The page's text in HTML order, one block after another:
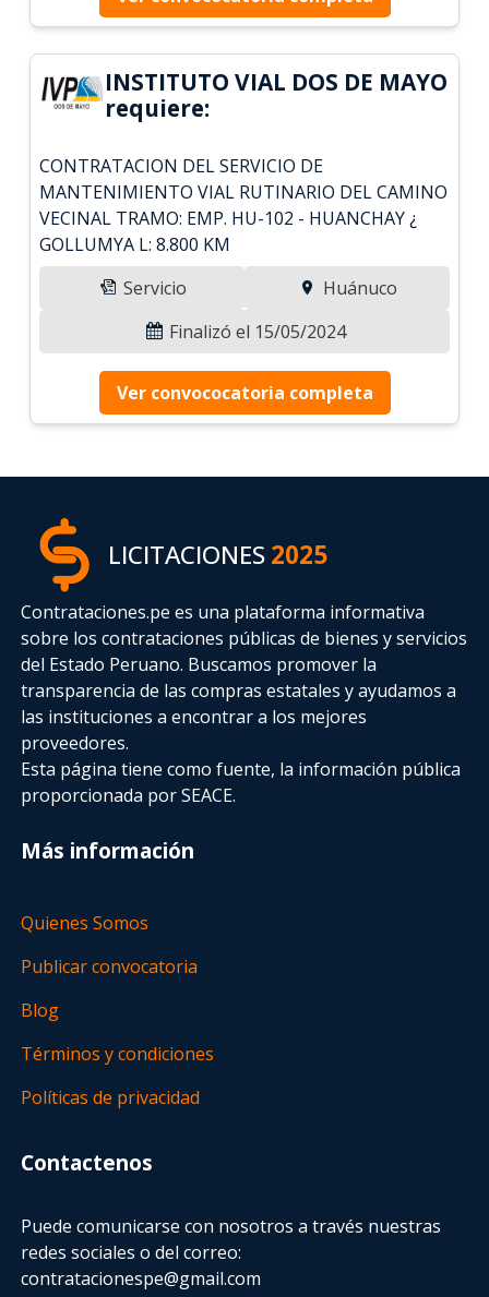
INSTITUTO VIAL DOS DE MAYO
requiere:
CONTRATACION DEL SERVICIO DE
MANTENIMIENTO VIAL RUTINARIO DEL CAMINO
VECINAL TRAMO: EMP. HU-102 - HUANCHAY ¿
GOLLUMYA L: 8.800 KM
Servicio
Huánuco
Finalizó el 15/05/2024
Ver convococatoria completa
LICITACIONES2025
Contrataciones.pe es una plataforma informativa
sobre los contrataciones públicas de bienes y servicios
del Estado Peruano. Buscamos promover la
transparencia de las compras estatalesy ayudamos a
las instituciones a encontrar a los mejores
proveedores.
Esta página tiene como fuente, la información pública
proporcionada por SEACE.
Más información
Quienes Somos
Publicar convocatoria
Blog
Términos y condiciones
Políticas de privacidad
Contactenos
Puede comunicarse con nosotros a través nuestras
redes sociales o del correo:
contratacionespe@gmail.com